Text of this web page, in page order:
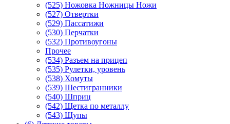
(525) Ножовка Ножницы Ножи
(527) Отвертки
(529) Пассатижи
(530) Перчатки
(532) Противоугоны
Прочее
(534) Разъем на прицеп
(535) Рулетки, уровень
(538) Хомуты
(539) Шестигранники
(540) Шприц
(542) Щетка по металлу
(543) Щупы